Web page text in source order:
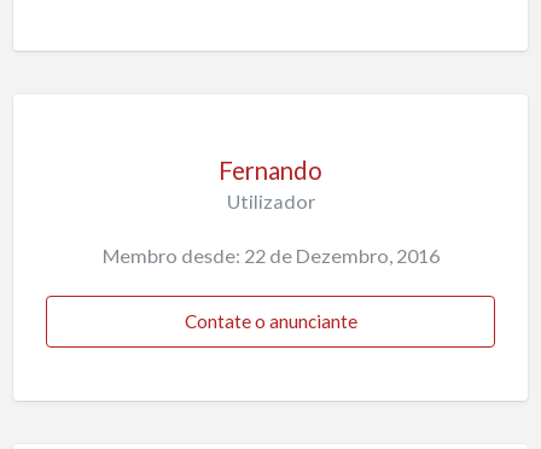
Fernando
Utilizador
Membro desde: 22 de Dezembro, 2016
Contate o anunciante